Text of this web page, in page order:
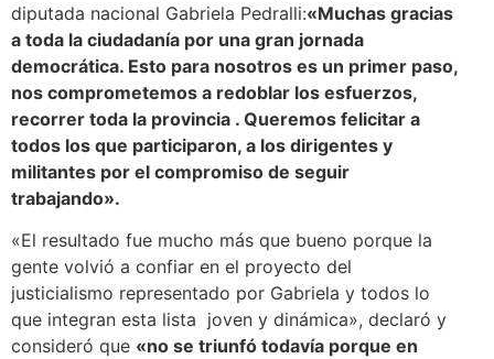
diputada nacional Gabriela Pedralli:«Muchas gracias
a toda la ciudadanía por una gran jornada
democrática. Esto para nosotros es un primer paso,
nos comprometemos a redoblar los esfuerzos,
recorrer toda la provincia . Queremos felicitar a
todos los que participaron, a los dirigentes y
militantes por el compromiso de seguir
trabajando».
«El resultado fue mucho más que bueno porque la
gente volvió a confiar en el proyecto del
justicialismo representado por Gabriela y todos lo
que integran esta lista joven y dinámica», declaró y
consideró que «no se triunfó todavía porque en